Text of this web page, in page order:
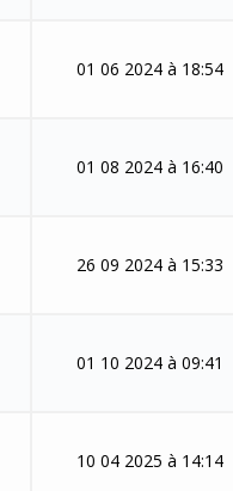
01 06 2024 à 18:54
01 08 2024 à 16:40
26 09 2024 à 15:33
01 10 2024 à 09:41
10 04 2025 à 14:14